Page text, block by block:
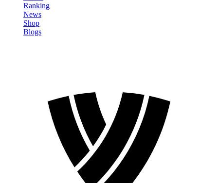
Ranking
News
Shop
Blogs